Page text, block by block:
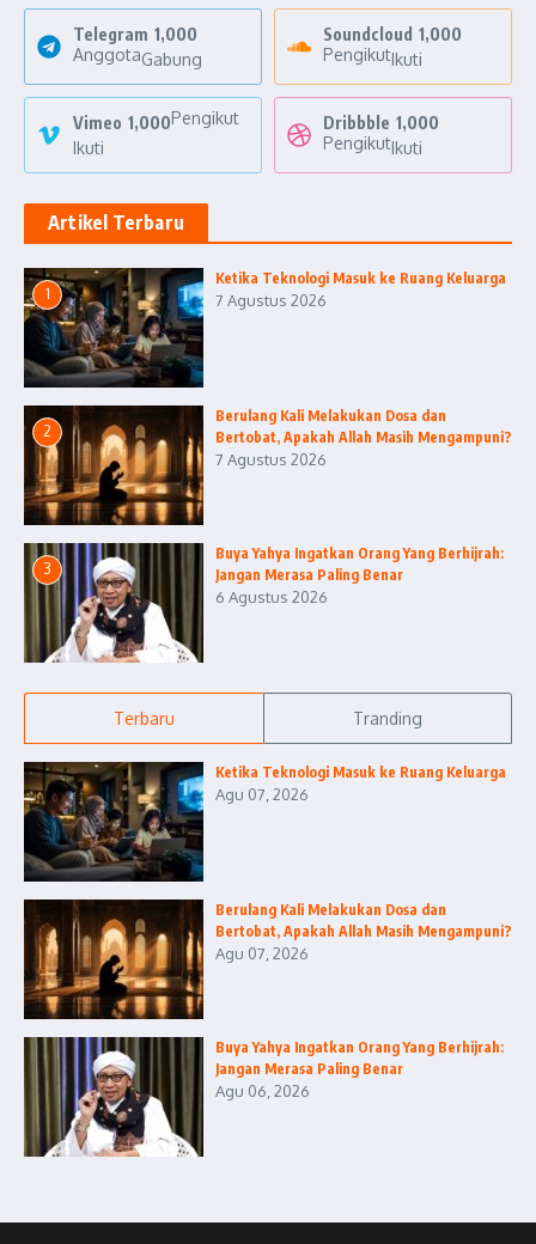
Telegram 1,000
AnggotaGabung
Soundcloud 1,000
PengikutIkuti
Vimeo 1,000Pengikut
Ikuti
Dribbble 1,000
PengikutIkuti
Artikel Terbaru
1
Ketika Teknologi Masuk ke Ruang Keluarga
7 Agustus 2026
2
Berulang Kali Melakukan Dosa dan
Bertobat, Apakah Allah Masih Mengampuni?
7 Agustus 2026
3
Buya Yahya Ingatkan Orang Yang Berhijrah:
Jangan Merasa Paling Benar
6 Agustus 2026
Terbaru Tranding
Ketika Teknologi Masuk ke Ruang Keluarga
Agu 07, 2026
Berulang Kali Melakukan Dosa dan
Bertobat, Apakah Allah Masih Mengampuni?
Agu 07, 2026
Buya Yahya Ingatkan Orang Yang Berhijrah:
Jangan Merasa Paling Benar
Agu 06, 2026